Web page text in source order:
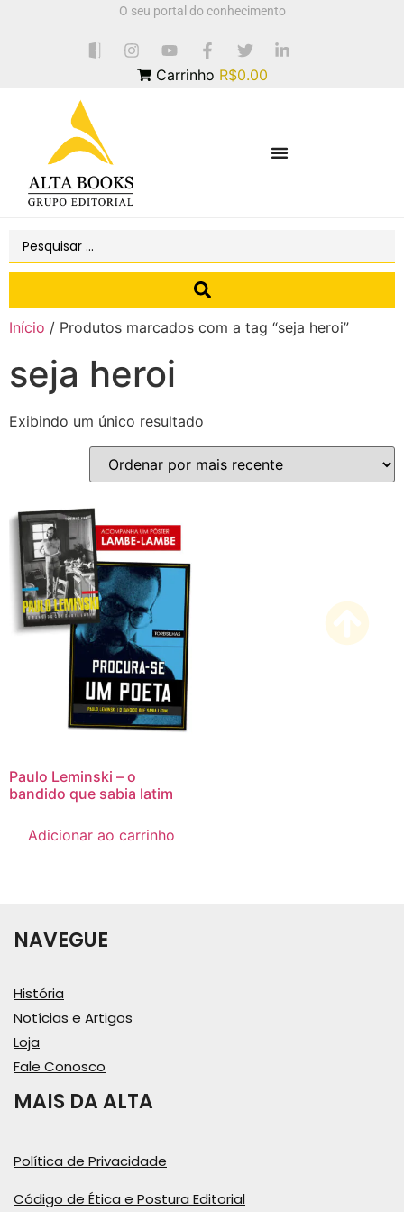
O seu portal do conhecimento
Carrinho R$0.00
Início / Produtos marcados com a tag “seja heroi”
seja heroi
Exibindo um único resultado
Paulo Leminski – o
bandido que sabia latim
Adicionar ao carrinho
NAVEGUE
História
Notícias e Artigos
Loja
Fale Conosco
MAIS DA ALTA
Política de Privacidade
Código de Ética e Postura Editorial